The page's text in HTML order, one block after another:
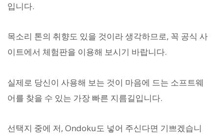
입니다.
목소리 톤의 취향도 있을 것이라 생각하므로, 꼭 공식 사
이트에서 체험판을 이용해 보시기 바랍니다.
실제로 당신이 사용해 보는 것이 마음에 드는 소프트웨
어를 찾을 수 있는 가장 빠른 지름길입니다.
선택지 중에 저, Ondoku도 넣어 주신다면 기쁘겠습니